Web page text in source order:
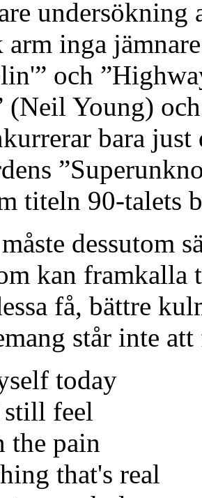
undersökning
arm inga
och
(Neil Young)
bara just
titeln 90-talets
dessutom
kan framkalla
få, bättre
står inte
today
feel
the pain
that's real